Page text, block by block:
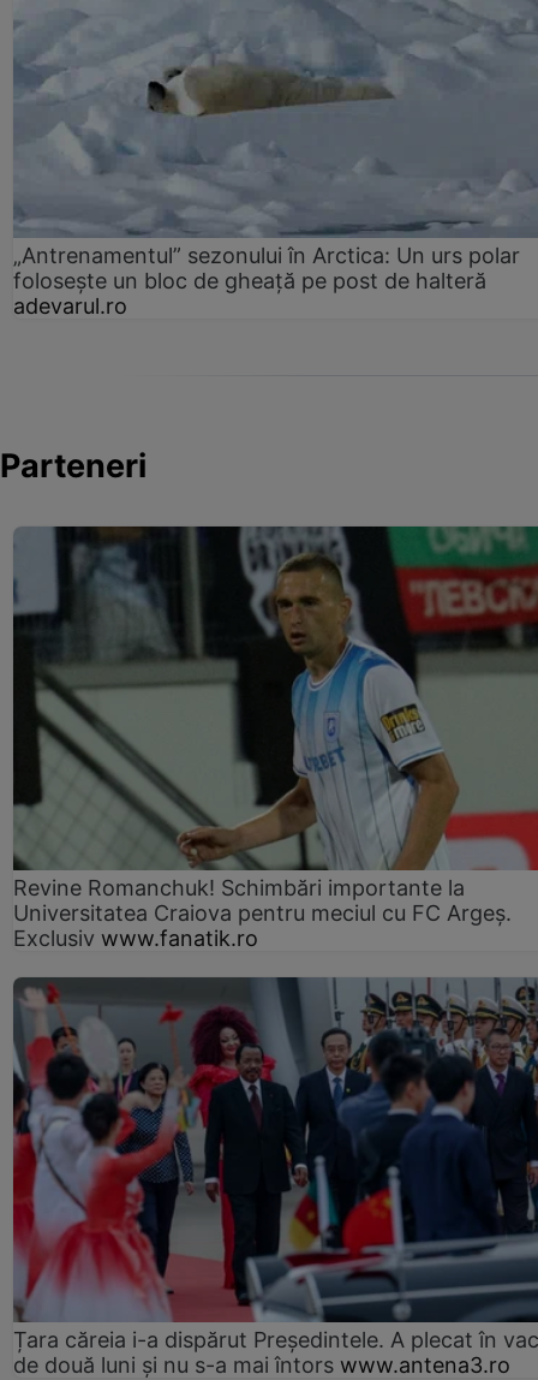
„Antrenamentul” sezonului în Arctica: Un urs polar
folosește un bloc de gheață pe post de halteră
adevarul.ro
Parteneri
Revine Romanchuk! Schimbări importante la
Universitatea Craiova pentru meciul cu FC Argeş.
Exclusiv www.fanatik.ro
Țara căreia i-a dispărut Președintele. A plecat în
de două luni și nu s-a mai întors www.antena3.ro